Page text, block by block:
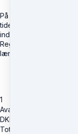
På dette kursus vil du
tiden, så de har
indflydelse på deres
Regression er et
længst bevidst glemte
1
Avanceret Regression
DKK
Total due